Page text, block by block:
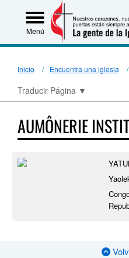
Menú
Inicio Encuentra una iglesia
Traducir Página ▼
AUMÔNERIE